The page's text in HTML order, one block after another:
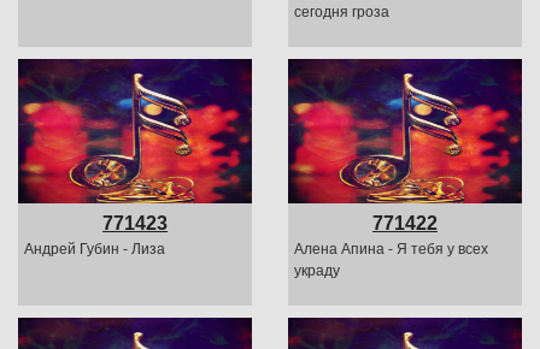
сегодня гроза
771423
Андрей Губин - Лиза
771422
Алена Апина - Я тебя у всех
украду